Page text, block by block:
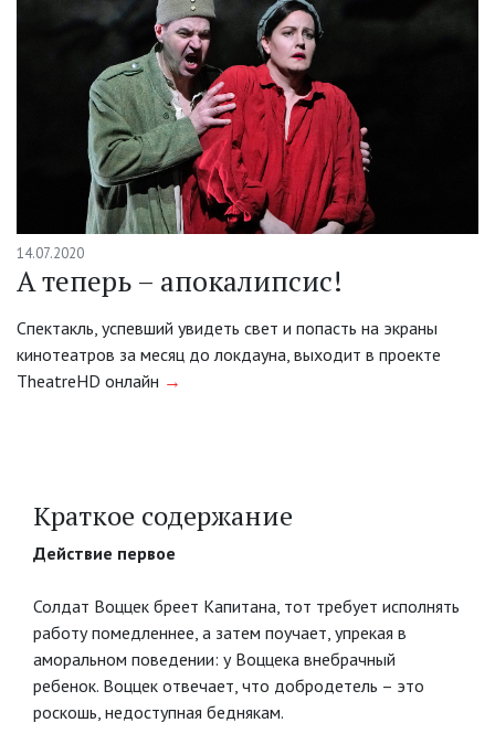
14.07.2020
А теперь – апокалипсис!
Спектакль, успевший увидеть свет и попасть на экраны
кинотеатров за месяц до локдауна, выходит в проекте
TheatreHD онлайн →
Краткое содержание
Действие первое
Солдат Воццек бреет Капитана, тот требует исполнять
работу помедленнее, а затем поучает, упрекая в
аморальном поведении: у Воццека внебрачный
ребенок. Воццек отвечает, что добродетель – это
роскошь, недоступная беднякам.